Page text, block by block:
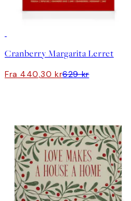
Cranberry Margarita Lerret
Fra 440,30 kr629 kr